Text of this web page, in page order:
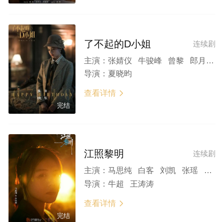
完结
连续剧
了不起的D小姐
主演： 张婧仪 牛骏峰 曾黎 郎月婷 郝平 矢野浩二 梁冠华 阿如那 焦刚 杨子骅 刘泊潇 栾元晖 李晓川 周知
导演： 夏晓昀
查看详情 
完结
连续剧
江照黎明
主演： 马思纯 白客 刘凯 张瑶 高旭阳 张本煜 史可 郎月婷 赵淑珍 袁文康
导演： 牛超 王涛涛
查看详情 